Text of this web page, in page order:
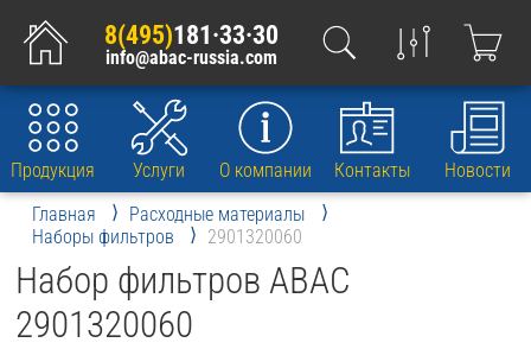
8(495)181·33·30
info@abac-russia.com
Продукция Услуги О компании Контакты
Новости
Главная
Расходные материалы
Наборы фильтров
2901320060
Набор фильтров ABAC
2901320060